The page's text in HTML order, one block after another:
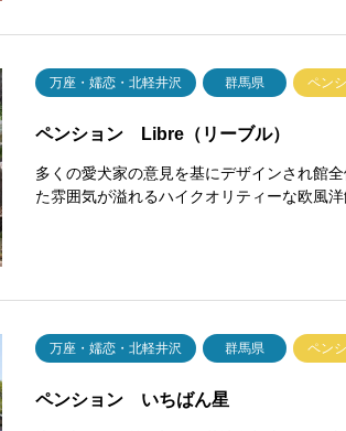
万座・嬬恋・北軽井沢 群馬県 ペン
ペンション Libre（リーブル）
多くの愛犬家の意見を基にデザインされ館
た雰囲気が溢れるハイクオリティーな欧風
万座・嬬恋・北軽井沢 群馬県 ペン
ペンション いちばん星